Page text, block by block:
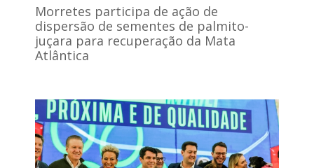
Morretes participa de ação de
dispersão de sementes de palmito-
juçara para recuperação da Mata
Atlântica